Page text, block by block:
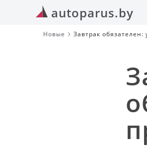
autoparus.by
Новые Завтрак